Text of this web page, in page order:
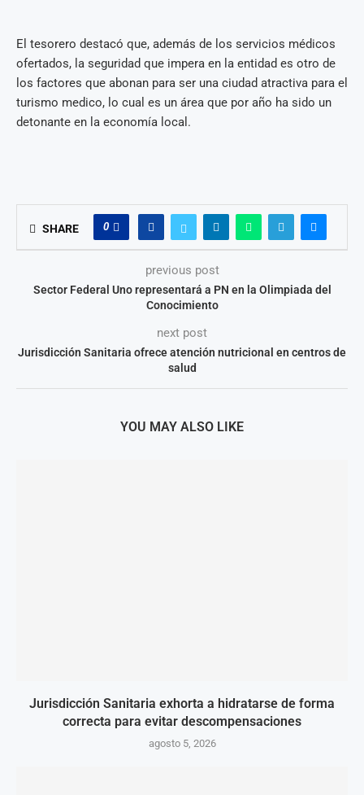
El tesorero destacó que, además de los servicios médicos
ofertados, la seguridad que impera en la entidad es otro de
los factores que abonan para ser una ciudad atractiva para el
turismo medico, lo cual es un área que por año ha sido un
detonante en la economía local.
SHARE 0
previous post
Sector Federal Uno representará a PN en la Olimpiada del
Conocimiento
next post
Jurisdicción Sanitaria ofrece atención nutricional en centros de
salud
YOU MAY ALSO LIKE
Jurisdicción Sanitaria exhorta a hidratarse de forma
correcta para evitar descompensaciones
agosto 5, 2026